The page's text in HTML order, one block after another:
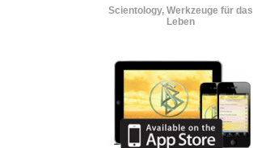
Scientology, Werkzeuge für das
Leben